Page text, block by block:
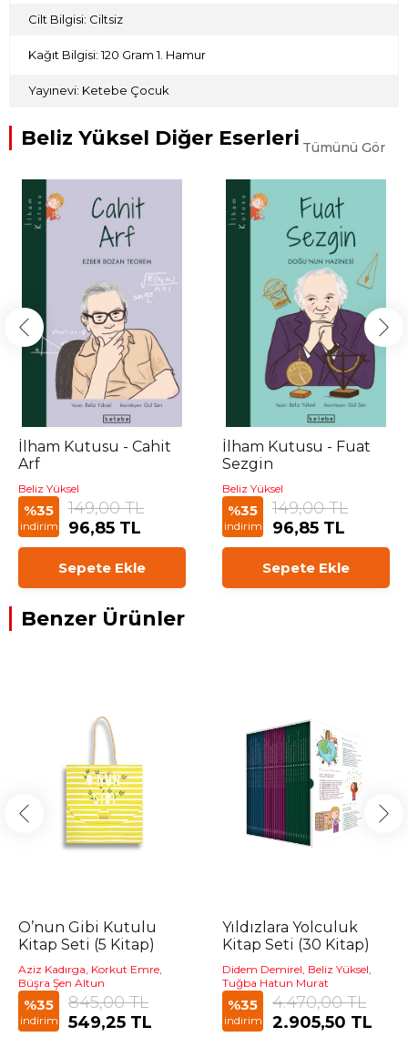
Cilt Bilgisi: Ciltsiz
Kağıt Bilgisi: 120 Gram 1. Hamur
Yayınevi: Ketebe Çocuk
Beliz Yüksel Diğer Eserleri Tümünü Gör
İlham Kutusu - Cahit
Arf
Beliz Yüksel
%35
indirim
149,00 TL
96,85 TL
Sepete Ekle
İlham Kutusu - Fuat
Sezgin
Beliz Yüksel
%35
indirim
149,00 TL
96,85 TL
Sepete Ekle
Benzer Ürünler
O’nun Gibi Kutulu
Kitap Seti (5 Kitap)
Aziz Kadırga, Korkut Emre,
Büşra Şen Altun
%35
indirim
845,00 TL
549,25 TL
Yıldızlara Yolculuk
Kitap Seti (30 Kitap)
Didem Demirel, Beliz Yüksel,
Tuğba Hatun Murat
%35
indirim
4.470,00 TL
2.905,50 TL